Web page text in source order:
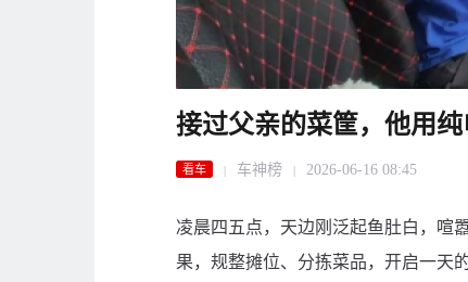
接过父亲的菜筐，他用
看车 | 车神榜 | 2026-06-16 08:45
凌晨四五点，天边刚泛起鱼肚白，喧
果，规整摊位、分拣菜品，开启一天